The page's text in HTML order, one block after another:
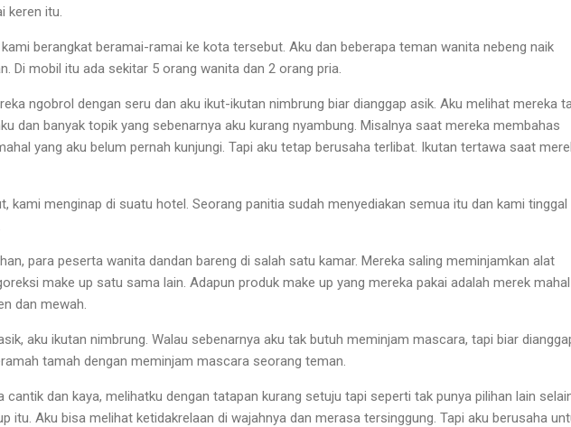
keren itu.
berangkat beramai-ramai ke kota tersebut. Aku dan beberapa teman wanita nebeng naik
Di mobil itu ada sekitar 5 orang wanita dan 2 orang pria.
ngobrol dengan seru dan aku ikut-ikutan nimbrung biar dianggap asik. Aku melihat mereka
dan banyak topik yang sebenarnya aku kurang nyambung. Misalnya saat mereka membahas
yang aku belum pernah kunjungi. Tapi aku tetap berusaha terlibat. Ikutan tertawa saat
kami menginap di suatu hotel. Seorang panitia sudah menyediakan semua itu dan kami tinggal
para peserta wanita dandan bareng di salah satu kamar. Mereka saling meminjamkan alat
make up satu sama lain. Adapun produk make up yang mereka pakai adalah merek mahal
dan mewah.
aku ikutan nimbrung. Walau sebenarnya aku tak butuh meminjam mascara, tapi biar
tamah dengan meminjam mascara seorang teman.
cantik dan kaya, melihatku dengan tatapan kurang setuju tapi seperti tak punya pilihan lain
itu. Aku bisa melihat ketidakrelaan di wajahnya dan merasa tersinggung. Tapi aku berusaha